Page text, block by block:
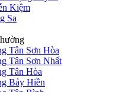
Kiệm
Sa
Tân Sơn Hòa
Tân Sơn Nhất
Tân Hòa
Bảy Hiền